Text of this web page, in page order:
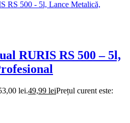
RURIS RS 500 – 5l,
lei.49,99 leiPrețul curent este: